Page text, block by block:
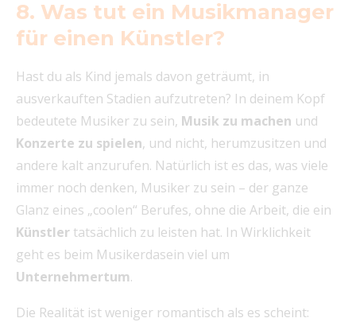
8. Was tut ein Musikmanager
für einen Künstler?
Hast du als Kind jemals davon geträumt, in
ausverkauften Stadien aufzutreten? In deinem Kopf
bedeutete Musiker zu sein, Musik zu machen und
Konzerte zu spielen, und nicht, herumzusitzen und
andere kalt anzurufen. Natürlich ist es das, was viele
immer noch denken, Musiker zu sein – der ganze
Glanz eines „coolen“ Berufes, ohne die Arbeit, die ein
Künstler tatsächlich zu leisten hat. In Wirklichkeit
geht es beim Musikerdasein viel um
Unternehmertum.
Die Realität ist weniger romantisch als es scheint: